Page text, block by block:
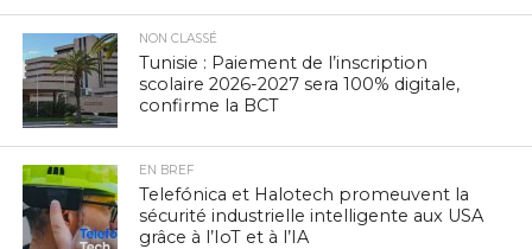
NON CLASSÉ
Tunisie : Paiement de l’inscription
scolaire 2026-2027 sera 100% digitale,
confirme la BCT
EN BREF
Telefónica et Halotech promeuvent la
sécurité industrielle intelligente aux USA
grâce à l’IoT et à l’IA